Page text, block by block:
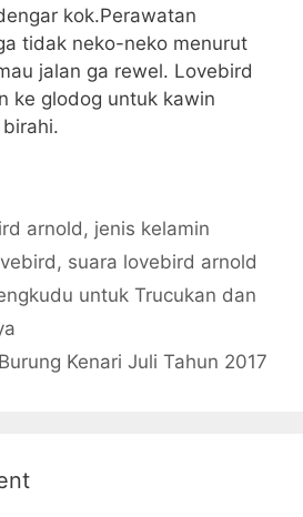
kok.Perawatan
tidak neko-neko menurut
jalan ga rewel. Lovebird
ke glodog untuk kawin
arnold, jenis kelamin
, suara lovebird arnold
untuk Trucukan dan
Kenari Juli Tahun 2017